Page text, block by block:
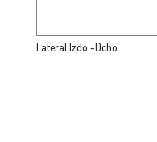
Lateral Izdo -Dcho